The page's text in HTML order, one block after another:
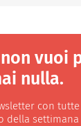
vuoi
nulla.
con
della settimana